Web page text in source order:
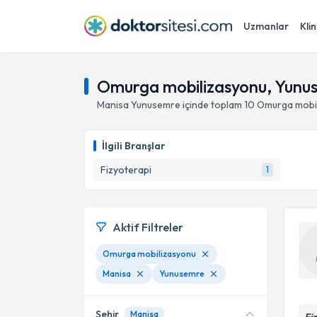
Uzmanlar
Omurga mobilizasyonu,
Manisa Yunusemre içinde toplam 10 Omurga
İlgili Branşlar
Fizyoterapi
1
Aktif Filtreler
Omurga mobilizasyonu
Manisa
Yunusemre
Şehir Manisa